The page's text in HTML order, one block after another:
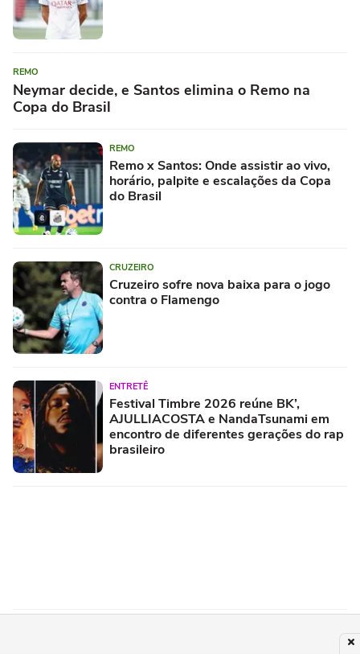
REMO
Neymar decide, e Santos elimina o Remo na
Copa do Brasil
REMO
Remo x Santos: Onde assistir ao vivo,
horário, palpite e escalações da Copa
do Brasil
CRUZEIRO
Cruzeiro sofre nova baixa para o jogo
contra o Flamengo
ENTRETÊ
Festival Timbre 2026 reúne BK’,
AJULLIACOSTA e NandaTsunami em
encontro de diferentes gerações do rap
brasileiro